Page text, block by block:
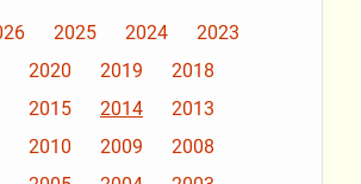
2025 2024
2023
2020 2019
2018
2015 2014
2013
2010 2009
2008